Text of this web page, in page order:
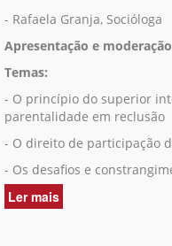
- Rafaela Granja, Socióloga
Apresentação e
Temas:
- O princípio do superior
parentalidade em reclusão
- O direito de participação
- Os desafios e
Ler maisacerca
de